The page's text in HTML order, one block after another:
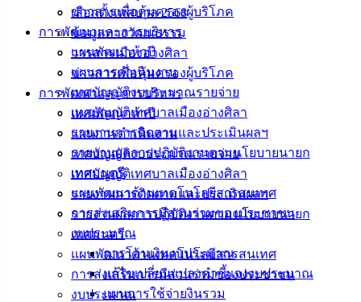
ข่าวสารเพื่อคุ้มครองผู้บริโภค
การพัฒนาและการบริหาร
แผนพัฒนาห้าปี
แผนการดำเนินงาน
เทศบัญญัติงบประมาณรายจ่าย
เทศบัญญัติเทศบาลเมืองอ่างศิลา
รายงานการติดตามและประเมินผลฯ
รายงานผลการปฏิบัติงานตามนโยบายนายก
เทศมนตรี
แผนพัฒนาด้านเทคโนโลยีสารสนเทศ
การส่งเสริมการมีส่วนร่วมของประชาชน
งบประมาณ
การโอนเงินงบประมาณ
แก้ไขเปลี่ยนแปลงคำชี้แจงงบประมาณ
แผนการใช้จ่ายงินรวม
เลือกตั้งเทศบาล 2568
ข้อมูลทางวัฒนธรรม
วารสารเมืองอ่างศิลา
ข่าวสารเพื่อคุ้มครองผู้บริโภค
การพัฒนาและการบริหาร
แผนพัฒนาห้าปี
แผนการดำเนินงาน
เทศบัญญัติงบประมาณรายจ่าย
เทศบัญญัติเทศบาลเมืองอ่างศิลา
รายงานการติดตามและประเมินผลฯ
รายงานผลการปฏิบัติงานตามนโยบายนายก
เทศมนตรี
แผนพัฒนาด้านเทคโนโลยีสารสนเทศ
การส่งเสริมการมีส่วนร่วมของประชาชน
งบประมาณ
กค-0318-08-1339-2 ดาวน์โหลด
เทศบาล
เมืองอ่าง
สำนักงาน
เทศบาลเมือง
อ่างศิลา 90/338
ม.3 ต.เสม็ด
อ.เมือง จ.ชลบุรี